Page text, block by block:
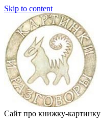
Skip to content
Сайт про книжку-картинку